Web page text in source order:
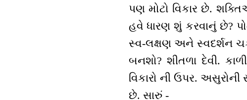
પણ મોટો વિકાર છે.
હવે ધારણ શું કરવાનું છે?
સ્વ-લક્ષણ અને સ્વદર્શન
બનશો? શીતળા દેવી.
વિકારો ની ઉપર.
છે. સારું -